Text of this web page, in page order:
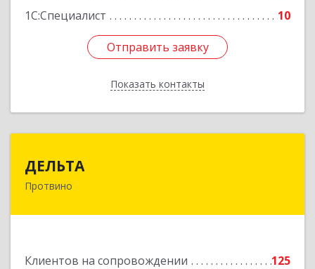
1С:Специалист
10
Отправить заявку
Показать контакты
Отправить заявку
Назад
ДЕЛЬТА
Протвино
Клиентов на сопровождении 125